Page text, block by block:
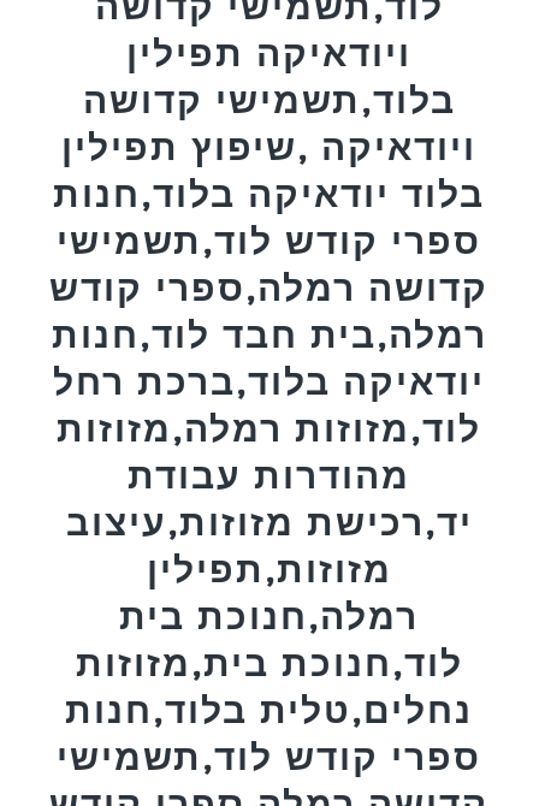
ויודאיקה תפילין
בלוד,תשמישי קדושה
ויודאיקה ,שיפוץ תפילין
בלוד יודאיקה בלוד,חנות
ספרי קודש לוד,תשמישי
קדושה רמלה,ספרי קודש
רמלה,בית חבד לוד,חנות
יודאיקה בלוד,ברכת רחל
לוד,מזוזות רמלה,מזוזות
מהודרות עבודת
יד,רכישת מזוזות,עיצוב
מזוזות,תפילין
רמלה,חנוכת בית
לוד,חנוכת בית,מזוזות
נחלים,טלית בלוד,חנות
ספרי קודש לוד,תשמישי